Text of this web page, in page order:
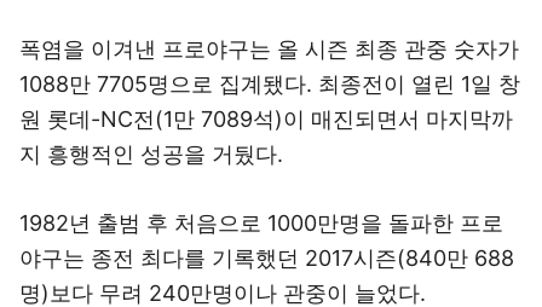
폭염을 이겨낸 프로야구는 올 시즌 최종 관중 숫자가
1088만 7705명으로 집계됐다. 최종전이 열린 1일 창
원 롯데-NC전(1만 7089석)이 매진되면서 마지막까
지 흥행적인 성공을 거뒀다.
1982년 출범 후 처음으로 1000만명을 돌파한 프로
야구는 종전 최다를 기록했던 2017시즌(840만 688
명)보다 무려 240만명이나 관중이 늘었다.